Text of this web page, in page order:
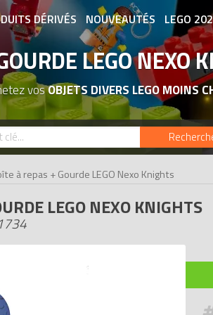
DÉRIVÉS NOUVEAUTÉS LEGO
ASSOCIATIONS DE FANSLEGO NEXO
vosOBJETS DIVERS LEGO MOINS
à repas + Gourde LEGO Nexo Knights
LEGO NEXO KNIGHTS